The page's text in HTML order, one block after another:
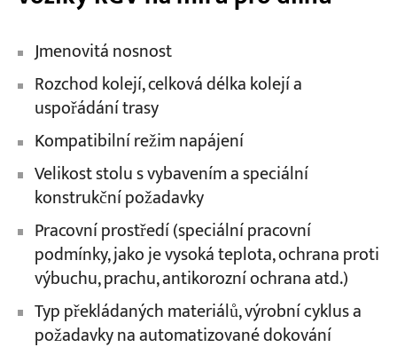
Jmenovitá nosnost
Rozchod kolejí, celková délka kolejí a
uspořádání trasy
Kompatibilní režim napájení
Velikost stolu s vybavením a speciální
konstrukční požadavky
Pracovní prostředí (speciální pracovní
podmínky, jako je vysoká teplota, ochrana proti
výbuchu, prachu, antikorozní ochrana atd.)
Typ překládaných materiálů, výrobní cyklus a
požadavky na automatizované dokování